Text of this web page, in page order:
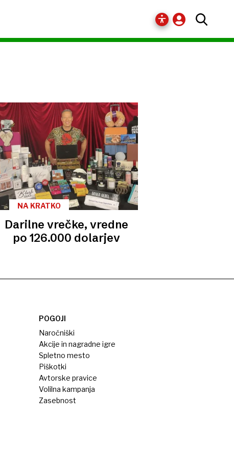
NA KRATKO
Darilne vrečke, vredne
po 126.000 dolarjev
POGOJI
Naročniški
Akcije in nagradne igre
Spletno mesto
Piškotki
Avtorske pravice
Volilna kampanja
Zasebnost